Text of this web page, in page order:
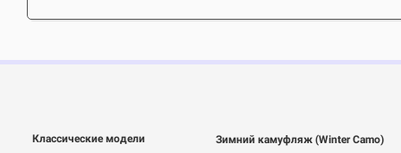
Классические модели Зимний камуфляж (Winter Camo)